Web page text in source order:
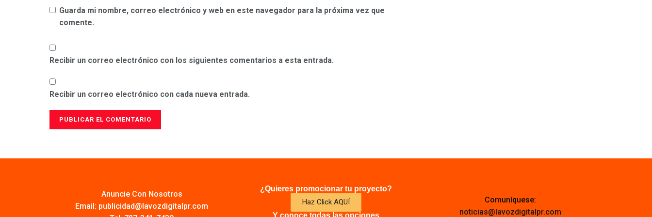
Guarda mi nombre, correo electrónico y web en este navegador para la próxima vez que
comente.
Recibir un correo electrónico con los siguientes comentarios a esta entrada.
Recibir un correo electrónico con cada nueva entrada.
Anuncie Con Nosotros
Email: publicidad@lavozdigitalpr.com
¿Quieres promocionar tu proyecto?
Haz Click AQUÍ
Y conoce todas las opciones
Comuníquese:
noticias@lavozdigitalpr.com